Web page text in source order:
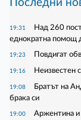
Последни
19:31
Над 260
еднократна помощ
19:23 Повдигат
19:16 Неизвестен
19:08
Братът на
брака си
19:00
Аржентина и